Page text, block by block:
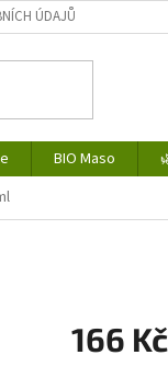
ÚDAJŮ
BIO Maso
166 Kč